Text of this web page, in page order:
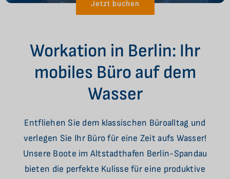
Jetzt buchen
Workation in Berlin: Ihr
mobiles Büro auf dem
Wasser
Entfliehen Sie dem klassischen Büroalltag und
verlegen Sie Ihr Büro für eine Zeit aufs Wasser!
Unsere Boote im Altstadthafen Berlin-Spandau
bieten die perfekte Kulisse für eine produktive